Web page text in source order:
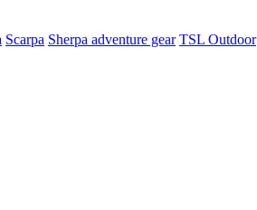
Scarpa Sherpa adventure gear TSL Outdoor